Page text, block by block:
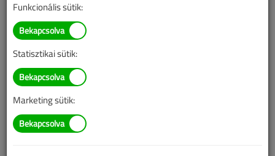
Lapszám:
hírek
Dehn, Schrack, Ganz,
Kontaset, Fronius, Dahua
Funkcionális sütik:
Statisztikai sütik:
Marketing sütik: